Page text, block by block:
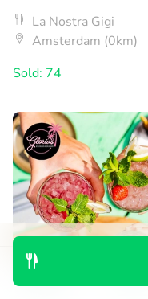
La Nostra Gigi
Amsterdam (0km)
Sold: 74